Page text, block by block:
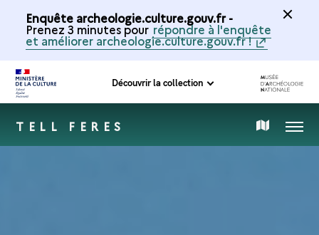
Enquête archeologie.culture.gouv.fr -
Prenez 3 minutes pour répondre à l'enquête
et améliorer archeologie.culture.gouv.fr !
Découvrir la collection
TELL FERES CARTE MENU